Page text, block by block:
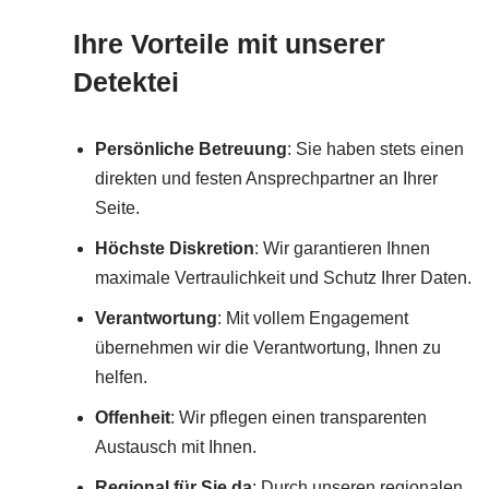
Ihre Vorteile mit unserer
Detektei
Persönliche Betreuung: Sie haben stets einen
direkten und festen Ansprechpartner an Ihrer
Seite.
Höchste Diskretion: Wir garantieren Ihnen
maximale Vertraulichkeit und Schutz Ihrer Daten.
Verantwortung: Mit vollem Engagement
übernehmen wir die Verantwortung, Ihnen zu
helfen.
Offenheit: Wir pflegen einen transparenten
Austausch mit Ihnen.